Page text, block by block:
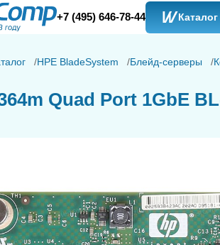
+7 (495) 646-78-44 Каталог
HPE BladeSystem Блейд-серверы
Quad Port 1GbE